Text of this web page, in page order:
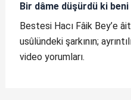
Bir dâme düşürdü ki beni
Bestesi Hacı Fâik Bey’e
usûlündeki şarkının;
video yorumları.